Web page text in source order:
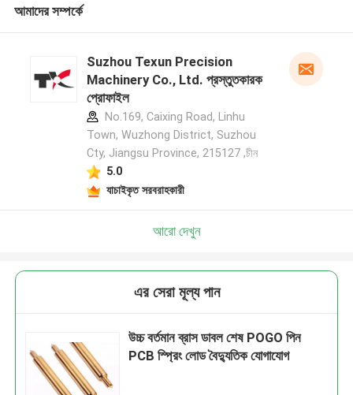
আমাদের সম্পর্কে
Suzhou Texun Precision
Machinery Co., Ltd. প্রস্তুতকারক
প্রোফাইল
No.169, Caixing Road, Linhu
Town, Wuzhong District, Suzhou
Cty, Jiangsu Province, 215127 ,চীন
5.0
যাচাইকৃত সরবরাহকারী
আরো দেখুন
এর সেরা মূল্য পান
উচ্চ বর্তমান ব্রাস ডাবল শেষ POGO পিন
PCB স্প্রিং লোড বৈদ্যুতিক যোগাযোগ